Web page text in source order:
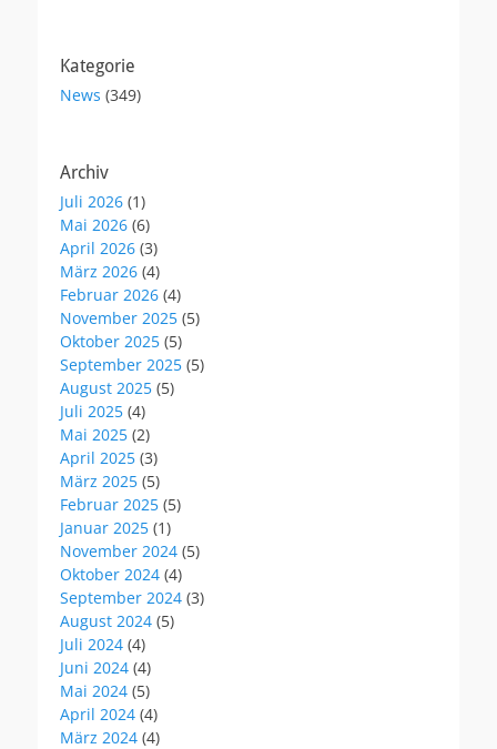
Kategorie
News (349)
Archiv
Juli 2026 (1)
Mai 2026 (6)
April 2026 (3)
März 2026 (4)
Februar 2026 (4)
November 2025 (5)
Oktober 2025 (5)
September 2025 (5)
August 2025 (5)
Juli 2025 (4)
Mai 2025 (2)
April 2025 (3)
März 2025 (5)
Februar 2025 (5)
Januar 2025 (1)
November 2024 (5)
Oktober 2024 (4)
September 2024 (3)
August 2024 (5)
Juli 2024 (4)
Juni 2024 (4)
Mai 2024 (5)
April 2024 (4)
März 2024 (4)